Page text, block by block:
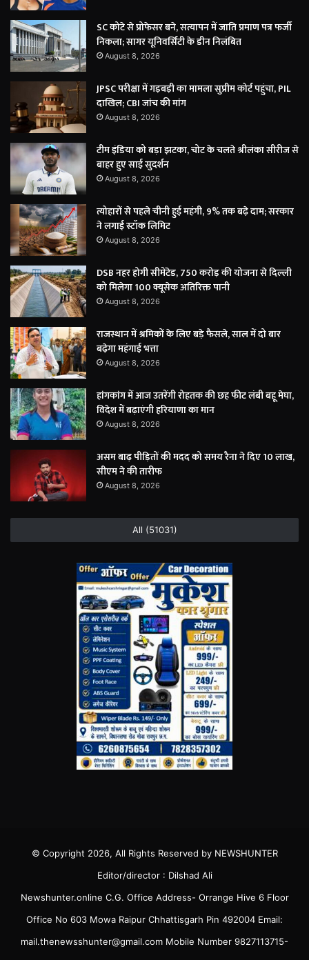
SC कोटे से प्रोफेसर बने, सत्यापन में जाति प्रमाण पत्र फर्जी
निकला; सागर यूनिवर्सिटी के डीन निलंबित
August 8, 2026
JPSC परीक्षा में गड़बड़ी का मामला सुप्रीम कोर्ट पहुंचा, PIL
दाखिल; CBI जांच की मांग
August 8, 2026
टीम इंडिया को बड़ा झटका, चोट के चलते श्रीलंका सीरीज से
बाहर हुए साई सुदर्शन
August 8, 2026
त्योहारों से पहले चीनी हुई महंगी, 9% तक बढ़े दाम; सरकार
ने लगाई स्टॉक लिमिट
August 8, 2026
DSB नहर होगी सीमेंटेड, 750 करोड़ की योजना से दिल्ली
को मिलेगा 100 क्यूसेक अतिरिक्त पानी
August 8, 2026
राजस्थान में श्रमिकों के लिए बड़े फैसले, साल में दो बार
बढ़ेगा महंगाई भत्ता
August 8, 2026
हांगकांग में आज उतरेंगी रोहतक की छह फीट लंबी बहू मेघा,
विदेश में बढ़ाएंगी हरियाणा का मान
August 8, 2026
असम बाढ़ पीड़ितों की मदद को समय रैना ने दिए 10 लाख,
सीएम ने की तारीफ
August 8, 2026
All (51031)
© Copyright 2026, All Rights Reserved by NEWSHUNTER
Editor/director : Dilshad Ali
Newshunter.online C.G. Office Address- Orrange Hive 6 Floor
Office No 603 Mowa Raipur Chhattisgarh Pin 492004 Email:
mail.thenewsshunter@gmail.com Mobile Number 9827113715-